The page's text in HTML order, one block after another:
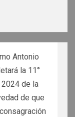
Antonio
la 11°
de la
de que